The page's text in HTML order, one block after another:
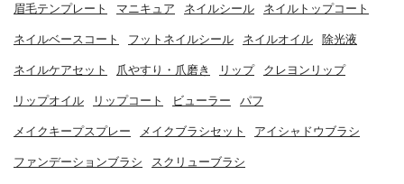
眉毛テンプレート マニキュア ネイルシール ネイルトップコート
ネイルベースコート フットネイルシール ネイルオイル 除光液
ネイルケアセット 爪やすり・爪磨き リップ クレヨンリップ
リップオイル リップコート ビューラー パフ
メイクキープスプレー メイクブラシセット アイシャドウブラシ
ファンデーションブラシ スクリューブラシ